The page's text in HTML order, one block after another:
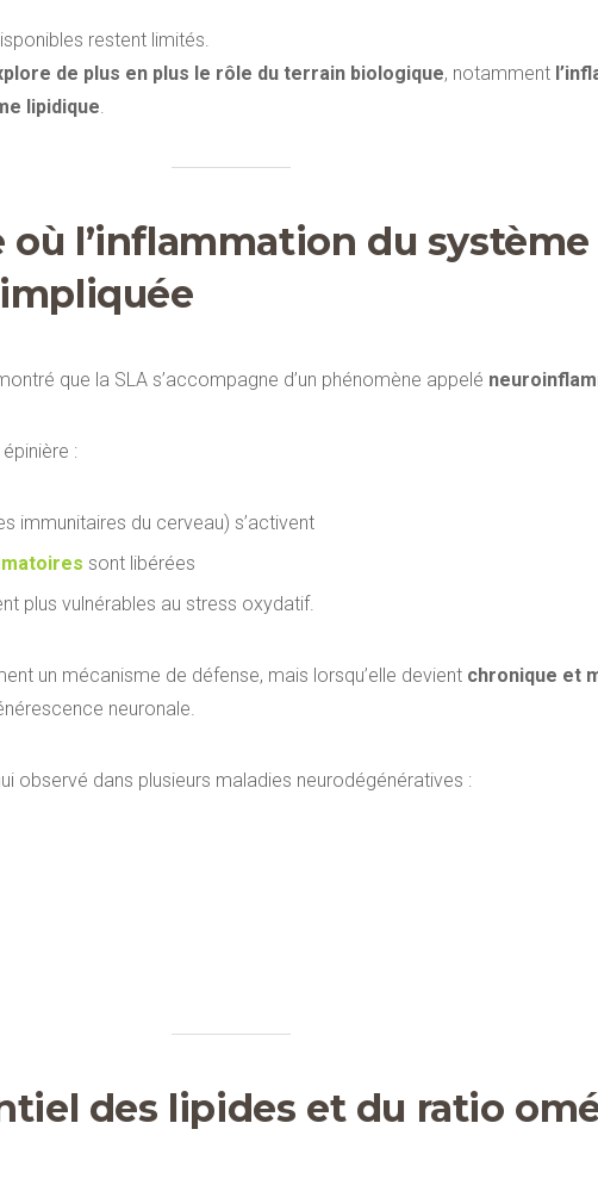
restent limités.
de plus en plus le rôle du terrain biologique, notamment
lipidique.
où l’inflammation du système
que la SLA s’accompagne d’un phénomène appelé
:
immunitaires du cerveau) s’activent
sont libérées
plus vulnérables au stress oxydatif.
un mécanisme de défense, mais lorsqu’elle devient chronique et
neuronale.
observé dans plusieurs maladies neurodégénératives :
des lipides et du ratio